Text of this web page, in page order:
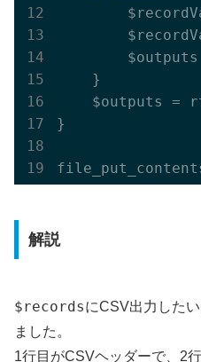
    }
$outputs =
}
解説
$recordsにCSV出力した
ました。
1行目がCSVヘッダーで、2